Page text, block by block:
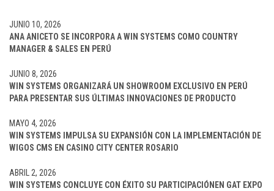
ANA ANICETO SE INCORPORA A WIN SYSTEMS COMO COUNTRY
MANAGER & SALES EN PERÚ
JUNIO 10, 2026
WIN SYSTEMS ORGANIZARÁ UN SHOWROOM EXCLUSIVO EN PERÚ
PARA PRESENTAR SUS ÚLTIMAS INNOVACIONES DE PRODUCTO
JUNIO 8, 2026
WIN SYSTEMS IMPULSA SU EXPANSIÓN CON LA IMPLEMENTACIÓN DE
WIGOS CMS EN CASINO CITY CENTER ROSARIO
MAYO 4, 2026
WIN SYSTEMS CONCLUYE CON ÉXITO SU PARTICIPACIÓNEN GAT EXPO
ABRIL 2, 2026